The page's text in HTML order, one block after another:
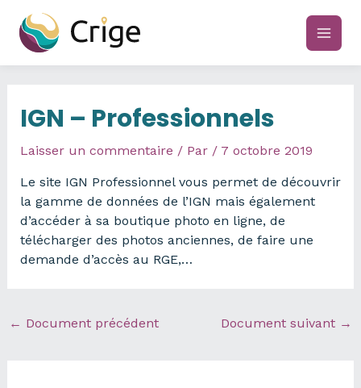
contenu
main
IGN – Professionnels
Laisser un commentaire / Par / 7 octobre 2019
Le site IGN Professionnel vous permet de découvrir
la gamme de données de l’IGN mais également
d’accéder à sa boutique photo en ligne, de
télécharger des photos anciennes, de faire une
demande d’accès au RGE,…
← Document précédent Document suivant →